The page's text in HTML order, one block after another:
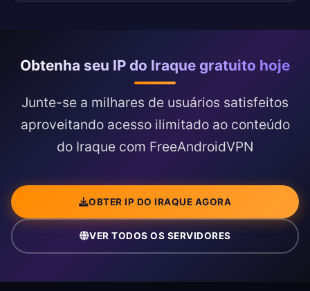
Obtenha seu IP do Iraque gratuito hoje
Junte-se a milhares de usuários satisfeitos
aproveitando acesso ilimitado ao conteúdo
do Iraque com FreeAndroidVPN
OBTER IP DO IRAQUE AGORA
VER TODOS OS SERVIDORES